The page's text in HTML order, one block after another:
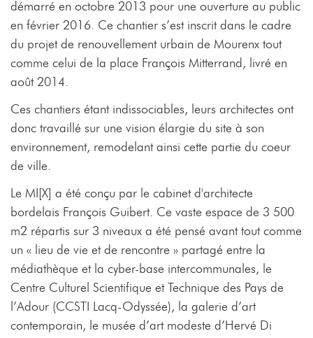
démarré en octobre 2013 pour une ouverture au public
en février 2016. Ce chantier s’est inscrit dans le cadre
du projet de renouvellement urbain de Mourenx tout
comme celui de la place François Mitterrand, livré en
août 2014.
Ces chantiers étant indissociables, leurs architectes ont
donc travaillé sur une vision élargie du site à son
environnement, remodelant ainsi cette partie du coeur
de ville.
Le MI[X] a été conçu par le cabinet d'architecte
bordelais François Guibert. Ce vaste espace de 3 500
m2 répartis sur 3 niveaux a été pensé avant tout comme
un « lieu de vie et de rencontre » partagé entre la
médiathèque et la cyber-base intercommunales, le
Centre Culturel Scientifique et Technique des Pays de
l’Adour (CCSTI Lacq-Odyssée), la galerie d’art
contemporain, le musée d’art modeste d’Hervé Di